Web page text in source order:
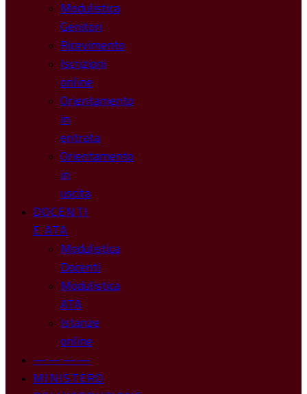
Modulistica
Genitori
Ricevimento
Iscrizioni
online
Orientamento
in
entrata
Orientamento
in
uscita
DOCENTI
E ATA
Modulistica
Docenti
Modulistica
ATA
Istanze
online
————
MINISTERO